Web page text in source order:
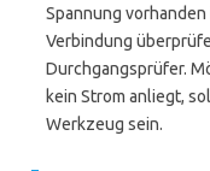
Spannung
Verbindung
Durchgangsprüfer.
kein Strom anliegt,
Werkzeug sein.